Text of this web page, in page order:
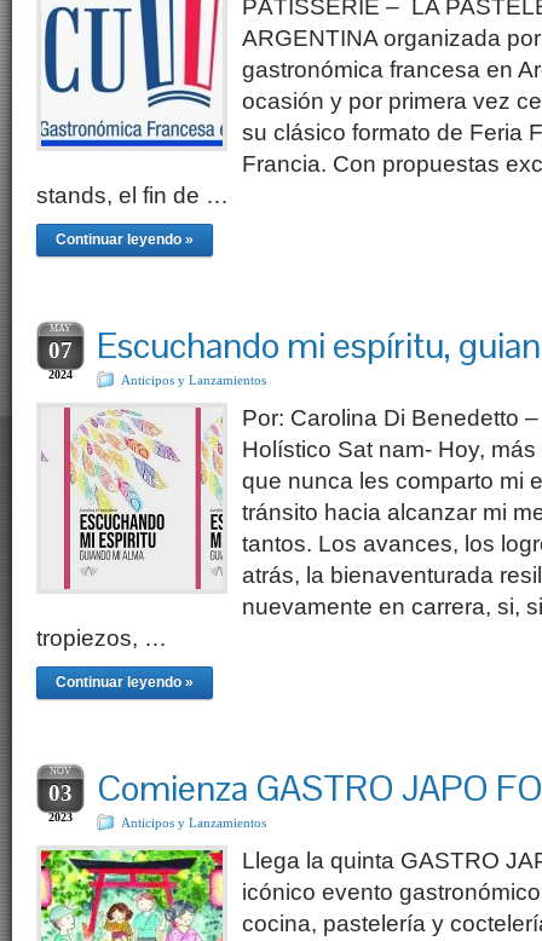
PÂTISSERIE – LA
ARGENTINA organizada
gastronómica francesa en
ocasión y por primera vez
su clásico formato de Feria
Francia. Con propuestas
stands, el fin de …
Continuar leyendo »
MAY
07
2024
Escuchando mi espíritu,
Anticipos y Lanzamientos
Por: Carolina Di Benedetto
Holístico Sat nam- Hoy,
que nunca les comparto mi
tránsito hacia alcanzar mi
tantos. Los avances, los
atrás, la bienaventurada
nuevamente en carrera, si,
tropiezos, …
Continuar leyendo »
NOV
03
2023
Comienza GASTRO JAPO
Anticipos y Lanzamientos
Llega la quinta GASTRO
icónico evento
cocina, pastelería y